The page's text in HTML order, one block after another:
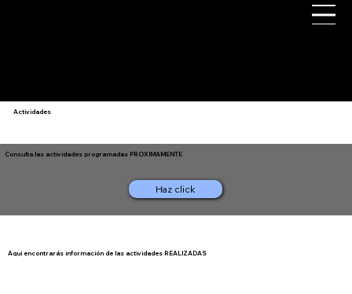
Actividades
Consulta las actividades programadas PROXIMAMENTE
Haz click
Aquí encontrarás información de las actividades REALIZADAS